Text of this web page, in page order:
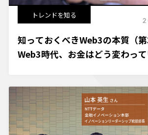
トレンドを知る
知っておくべきWeb3の本質（
Web3時代、お金はどう変わっ